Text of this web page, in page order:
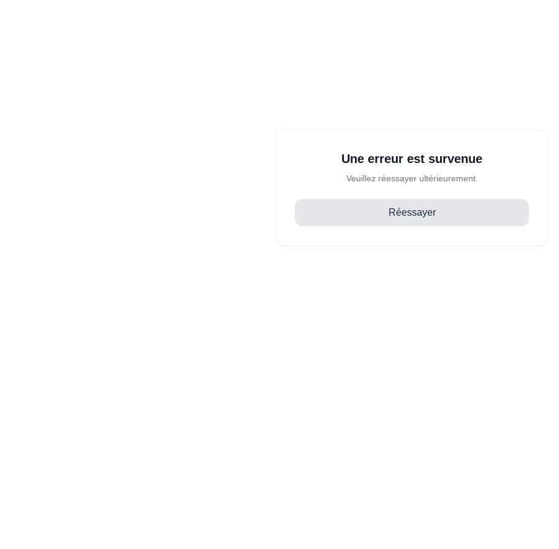
Une erreur est survenue
Veuillez réessayer ultérieurement.
Réessayer